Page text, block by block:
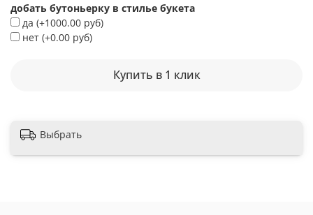
Купить в 1 клик
добать бутоньерку в стилье букета
да (+1000.00 руб)
нет (+0.00 руб)
Выбрать